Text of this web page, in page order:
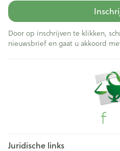
Door op inschrijven te klikken,
nieuwsbrief en gaat u akkoord
Juridische links